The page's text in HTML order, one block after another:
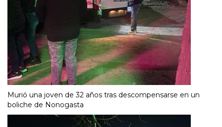
Murió una joven de 32 años tras descompensarse en un
boliche de Nonogasta